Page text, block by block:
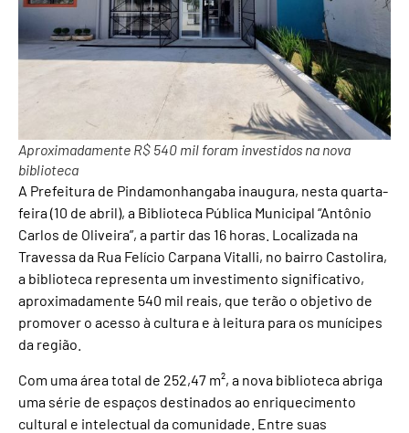
Aproximadamente R$ 540 mil foram investidos na nova
biblioteca
A Prefeitura de Pindamonhangaba inaugura, nesta quarta-
feira (10 de abril), a Biblioteca Pública Municipal “Antônio
Carlos de Oliveira”, a partir das 16 horas. Localizada na
Travessa da Rua Felício Carpana Vitalli, no bairro Castolira,
a biblioteca representa um investimento significativo,
aproximadamente 540 mil reais, que terão o objetivo de
promover o acesso à cultura e à leitura para os munícipes
da região.
Com uma área total de 252,47 m², a nova biblioteca abriga
uma série de espaços destinados ao enriquecimento
cultural e intelectual da comunidade. Entre suas